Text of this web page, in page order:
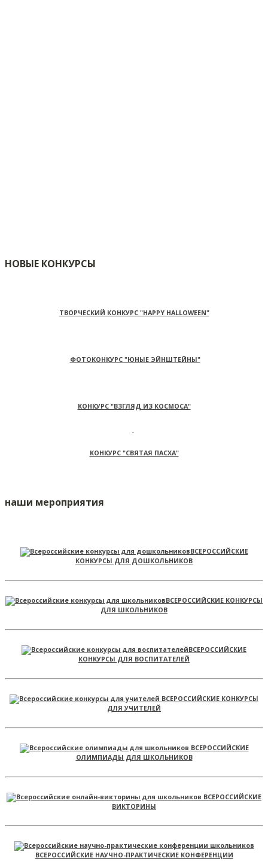
НОВЫЕ КОНКУРСЫ
ТВОРЧЕСКИЙ КОНКУРС "HAPPY HALLOWEEN"
ФОТОКОНКУРС "ЮНЫЕ ЭЙНШТЕЙНЫ"
КОНКУРС "ВЗГЛЯД ИЗ КОСМОСА"
КОНКУРС "СВЯТАЯ ПАСХА"
наши мероприятия
ВСЕРОССИЙСКИЕ
КОНКУРСЫ ДЛЯ ДОШКОЛЬНИКОВ
ВСЕРОССИЙСКИЕ КОНКУРСЫ
ДЛЯ ШКОЛЬНИКОВ
ВСЕРОССИЙСКИЕ
КОНКУРСЫ ДЛЯ ВОСПИТАТЕЛЕЙ
ВСЕРОССИЙСКИЕ КОНКУРСЫ
ДЛЯ УЧИТЕЛЕЙ
ВСЕРОССИЙСКИЕ
ОЛИМПИАДЫ ДЛЯ ШКОЛЬНИКОВ
ВСЕРОССИЙСКИЕ
ВИКТОРИНЫ
ВСЕРОССИЙСКИЕ НАУЧНО-ПРАКТИЧЕСКИЕ КОНФЕРЕНЦИИ